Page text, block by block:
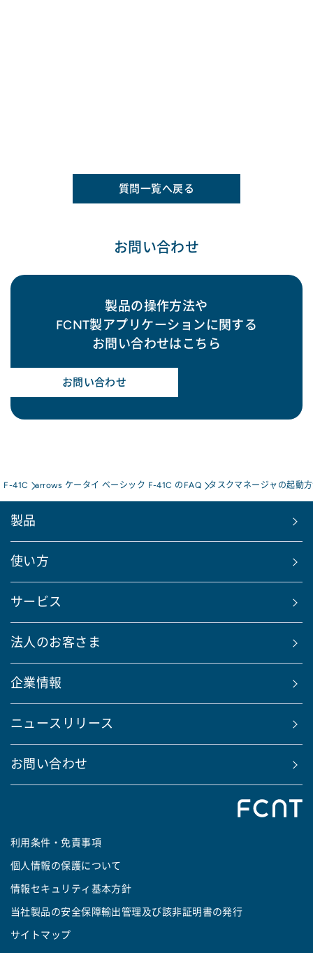
質問一覧へ戻る
お問い合わせ
製品の操作方法や
FCNT製アプリケーションに関する
お問い合わせはこちら
お問い合わせ
F-41C arrows ケータイ ベーシック F-41C のFAQ タスクマネージャの起動
製品
使い方
サービス
法人のお客さま
企業情報
ニュースリリース
お問い合わせ
利用条件・免責事項
個人情報の保護について
情報セキュリティ基本方針
当社製品の安全保障輸出管理及び該非証明書の発行
サイトマップ